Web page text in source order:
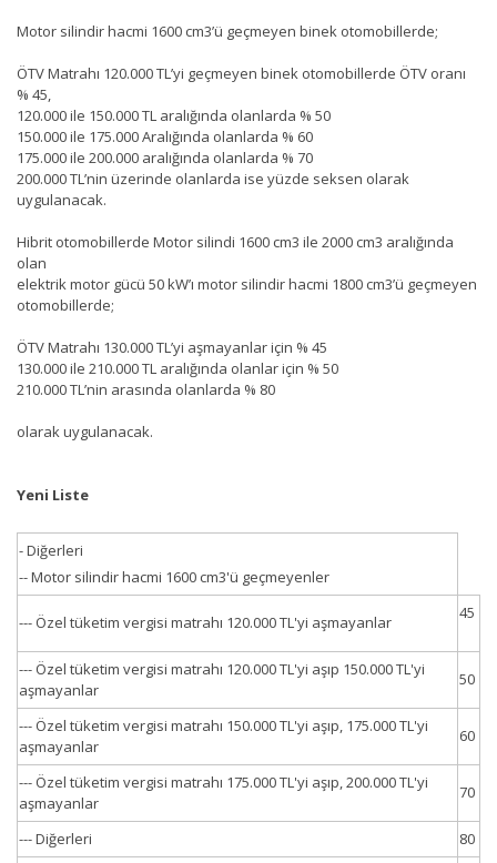
Motor silindir hacmi 1600 cm3’ü geçmeyen binek otomobillerde;
ÖTV Matrahı 120.000 TL’yi geçmeyen binek otomobillerde ÖTV oranı
% 45,
120.000 ile 150.000 TL aralığında olanlarda % 50
150.000 ile 175.000 Aralığında olanlarda % 60
175.000 ile 200.000 aralığında olanlarda % 70
200.000 TL’nin üzerinde olanlarda ise yüzde seksen olarak
uygulanacak.
Hibrit otomobillerde Motor silindi 1600 cm3 ile 2000 cm3 aralığında
olan
elektrik motor gücü 50 kW’ı motor silindir hacmi 1800 cm3’ü geçmeyen
otomobillerde;
ÖTV Matrahı 130.000 TL’yi aşmayanlar için % 45
130.000 ile 210.000 TL aralığında olanlar için % 50
210.000 TL’nin arasında olanlarda % 80
olarak uygulanacak.
Yeni Liste
- Diğerleri
-- Motor silindir hacmi 1600 cm3'ü geçmeyenler
--- Özel tüketim vergisi matrahı 120.000 TL'yi aşmayanlar 45
--- Özel tüketim vergisi matrahı 120.000 TL'yi aşıp 150.000 TL'yi
aşmayanlar
50
--- Özel tüketim vergisi matrahı 150.000 TL'yi aşıp, 175.000 TL'yi
aşmayanlar
60
--- Özel tüketim vergisi matrahı 175.000 TL'yi aşıp, 200.000 TL'yi
aşmayanlar
70
--- Diğerleri
80